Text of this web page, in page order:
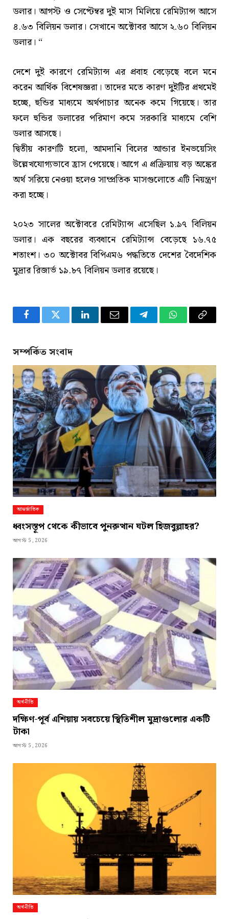
ডলার। আগস্ট ও সেপ্টেম্বর দুই মাস মিলিয়ে রেমিট্যান্স আসে
৪.৬৩ বিলিয়ন ডলার। সেখানে অক্টোবর আসে ২.৬০ বিলিয়ন
ডলার। “
দেশে দুই কারণে রেমিট্যান্স এর প্রবাহ বেড়েছে বলে মনে
করেন আর্থিক বিশেষজ্ঞরা। তাদের মতে কারণ দুইটির প্রথমেই
হচ্ছে, হুন্ডির মাধ্যমে অর্থপাচার অনেক কমে গিয়েছে। তার
ফলে হুন্ডির ডলারের পরিমাণ কমে সরকারি মাধ্যমে বেশি
ডলার আসছে।
দ্বিতীয় কারণটি হলো, আমদানি বিলের আন্ডার ইনভয়েসিং
উল্লেখযোগ্যভাবে হ্রাস পেয়েছে। আগে এ প্রক্রিয়ায় বড় অঙ্কের
অর্থ সরিয়ে নেওয়া হলেও সাম্প্রতিক মাসগুলোতে এটি নিয়ন্ত্রণ
করা হচ্ছে।
২০২৩ সালের অক্টোবরে রেমিট্যান্স এসেছিল ১.৯৭ বিলিয়ন
ডলার। এক বছরের ব্যবধানে রেমিট্যান্স বেড়েছে ১৬.৭৫
শতাংশ। ৩০ অক্টোবর বিপিএম৬ পদ্ধতিতে দেশের বৈদেশিক
মুদ্রার রিজার্ভ ১৯.৮৭ বিলিয়ন ডলার রয়েছে।
FacebookTwitter LinkedInEmail TelegramWhatsApp
Copy
সম্পর্কিত সংবাদ
আন্তর্জাতিক
ধ্বংসস্তূপ থেকে কীভাবে পুনরুত্থান ঘটল হিজবুল্লাহর?
আগস্ট 5, 2026
অর্থনীতি
দক্ষিণ-পূর্ব এশিয়ায় সবচেয়ে স্থিতিশীল মুদ্রাগুলোর একটি
টাকা
আগস্ট 5, 2026
অর্থনীতি